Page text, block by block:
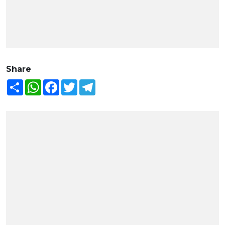
Share
Share WhatsAppFacebook
Twitter